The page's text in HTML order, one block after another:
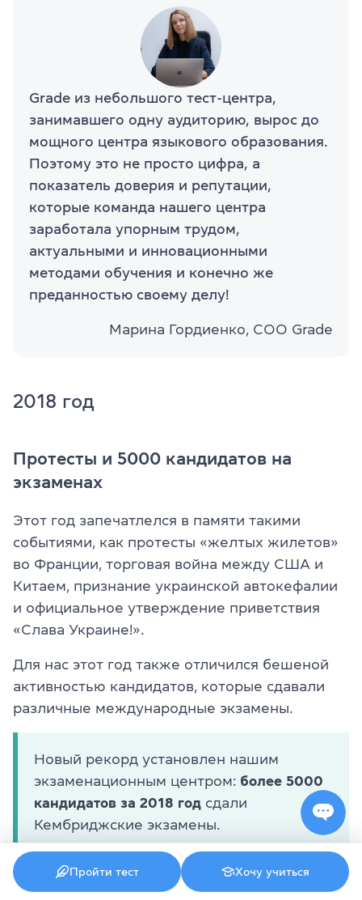
Grade из небольшого тест-центра,
занимавшего одну аудиторию, вырос до
мощного центра языкового образования.
Поэтому это не просто цифра, а
показатель доверия и репутации,
которые команда нашего центра
заработала упорным трудом,
актуальными и инновационными
методами обучения и конечно же
преданностью своему делу!
Марина Гордиенко, СОО Grade
2018 год
Протесты и 5000 кандидатов на
экзаменах
Этот год запечатлелся в памяти такими
событиями, как протесты «желтых жилетов»
во Франции, торговая война между США и
Китаем, признание украинской автокефалии
и официальное утверждение приветствия
«Слава Украине!».
Для нас этот год также отличился бешеной
активностью кандидатов, которые сдавали
различные международные экзамены.
Новый рекорд установлен нашим
экзаменационным центром: более 5000
кандидатов за 2018 год сдали
Кембриджские экзамены.
Пройти тест Хочу учиться